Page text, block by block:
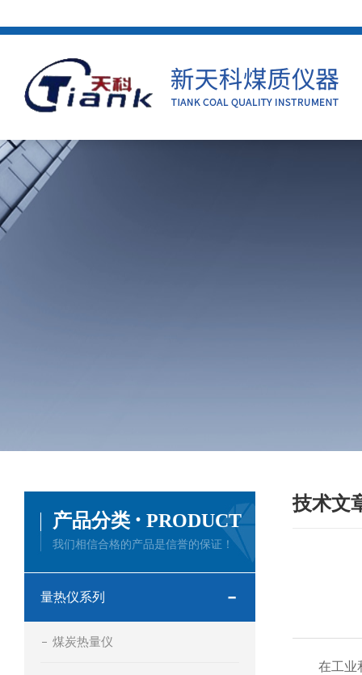
产品分类 · PRODUCT
我们相信合格的产品是信誉的保证！
量热仪系列
煤炭热量仪
技术文
在工业和